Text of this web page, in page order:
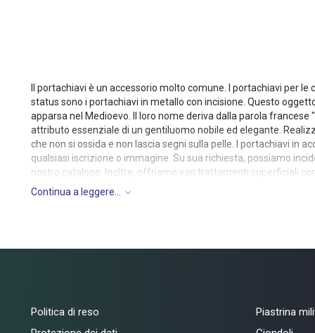
Il portachiavi è un accessorio molto comune. I portachiavi per
status sono i portachiavi in metallo con incisione. Questo
apparsa nel Medioevo. Il loro nome deriva dalla parola
attributo essenziale di un gentiluomo nobile ed elegante.
che non si ossida e non lascia segni sulla pelle. I portachiavi in
qualsiasi iscrizione o immagine. Su sua richiesta, possiamo
nostro catalogo. Inoltre, offriamo vari trattamenti superficiali
nome sono una tendenza di moda, questo accessorio di stile
opzioni per i portachiavi con nome, e possiamo anche
Continua a leggere...
Politica di reso
Piastrina